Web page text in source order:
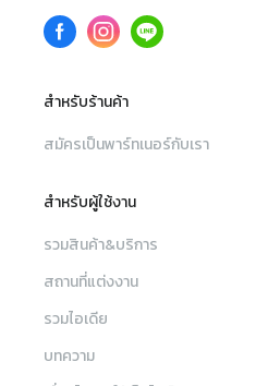
สำหรับร้านค้า
สมัครเป็นพาร์ทเนอร์กับเรา
สำหรับผู้ใช้งาน
รวมสินค้า&บริการ
สถานที่แต่งงาน
รวมไอเดีย
บทความ